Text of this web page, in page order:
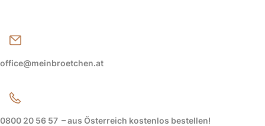
office@meinbroetchen.at
0800 20 56 57 –aus Österreich kostenlos bestellen!